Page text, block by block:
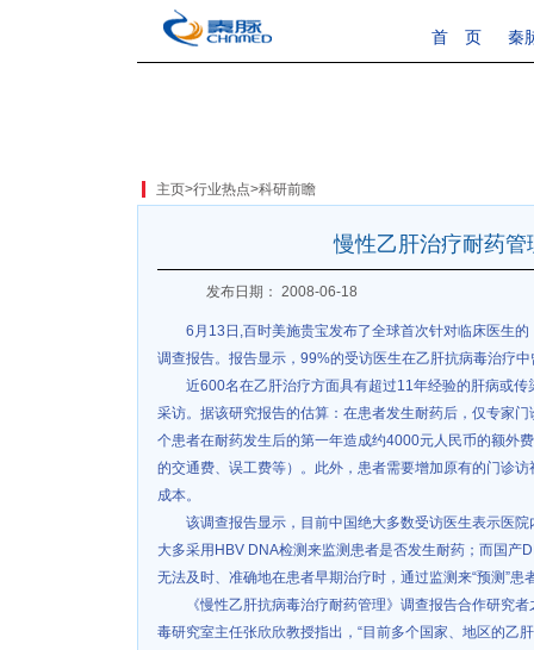
首 页 秦
主页>行业热点>科研前瞻
慢性乙肝治疗耐药管
发布日期： 2008-06-18
6月13日,百时美施贵宝发布了全球首次针对临床医生
调查报告。报告显示，99%的受访医生在乙肝抗病毒治疗
近600名在乙肝治疗方面具有超过11年经验的肝病或
采访。据该研究报告的估算：在患者发生耐药后，仅专家
个患者在耐药发生后的第一年造成约4000元人民币的额外
的交通费、误工费等）。此外，患者需要增加原有的门诊
成本。
该调查报告显示，目前中国绝大多数受访医生表示医
大多采用HBV DNA检测来监测患者是否发生耐药；而国产
无法及时、准确地在患者早期治疗时，通过监测来“预测”患
《慢性乙肝抗病毒治疗耐药管理》调查报告合作研究
毒研究室主任张欣欣教授指出，“目前多个国家、地区的乙